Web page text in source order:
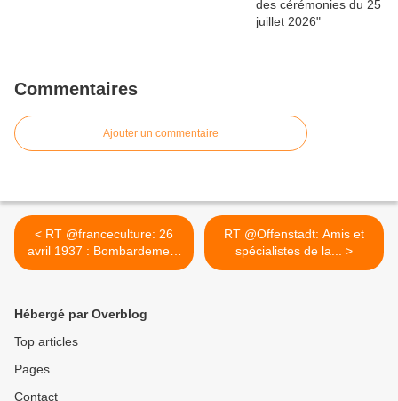
Commentaires
Ajouter un commentaire
< RT @franceculture: 26
avril 1937 : Bombardement
de...
RT @Offenstadt: Amis et
spécialistes de la... >
Hébergé par Overblog
Top articles
Pages
Contact